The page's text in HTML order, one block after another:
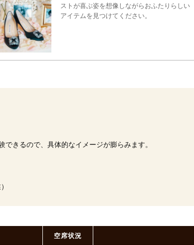
ストが喜ぶ姿を想像しながらおふたりらしい
アイテムを見つけてください。
きるので、具体的なイメージが膨らみます。
空席状況